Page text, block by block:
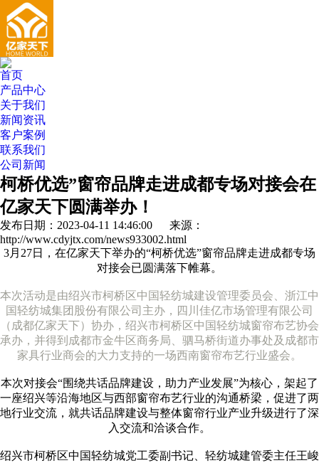
首页
产品中心
关于我们
新闻资讯
客户案例
联系我们
公司新闻
柯桥优选”窗帘品牌走进成都专场对接会在
亿家天下圆满举办！
发布日期：2023-04-11 14:46:00 来源：
http://www.cdyjtx.com/news933002.html
3月27日，在亿家天下举办的“柯桥优选”窗帘品牌走进成都专场
对接会已圆满落下帷幕。
本次活动是由绍兴市柯桥区中国轻纺城建设管理委员会、浙江中
国轻纺城集团股份有限公司主办，四川佳亿市场管理有限公司
（成都亿家天下）协办，绍兴市柯桥区中国轻纺城窗帘布艺协会
承办，并得到成都市金牛区商务局、驷马桥街道办事处及成都市
家具行业商会的大力支持的一场西南窗帘布艺行业盛会。
本次对接会“围绕共话品牌建设，助力产业发展”为核心，架起了
一座绍兴等沿海地区与西部窗帘布艺行业的沟通桥梁，促进了两
地行业交流，就共话品牌建设与整体窗帘行业产业升级进行了深
入交流和洽谈合作。
绍兴市柯桥区中国轻纺城党工委副书记、轻纺城建管委主任王峻